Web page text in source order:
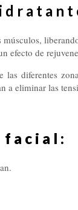
efecto de
diferentes
a eliminar las
facial: